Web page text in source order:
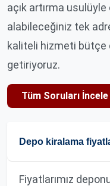
açık artırma
alabileceğiniz tek
kaliteli hizmeti bütçe
getiriyoruz.
Tüm Soruları İncele
Depo kiralama
Fiyatlarımız